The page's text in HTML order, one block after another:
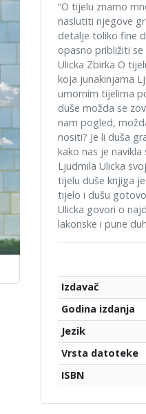
“O tijelu znamo
naslutiti njegove
detalje toliko fine
opasno približiti
Ulicka Zbirka O
koja junakinjama
umornim tijelima
duše možda se
nam pogled,
nositi? Je li duša
kako nas je
Ljudmila Ulicka
tijelu duše knjiga
tijelo i dušu
Ulicka govori o
lakonske i pune
Izdavač
Godina izdanja
Jezik
Vrsta datoteke
ISBN